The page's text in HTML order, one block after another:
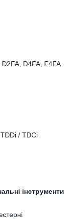
D4FA, F4FA
/ TDCi
інструменти